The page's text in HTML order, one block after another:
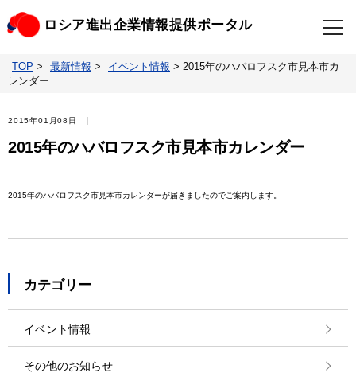
ロシア進出企業情報提供ポータル
TOP
ビジネスニュースクリップ
TOP > 最新情報 > イベント情報 > 2015年のハバロフスク市見本市カ
レンダー
2015年01月08日
2015年のハバロフスク市見本市カレンダー
2015年のハバロフスク市見本市カレンダーが届きましたのでご案内します。
カテゴリー
イベント情報
その他のお知らせ